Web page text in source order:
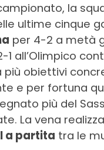
la
ultime cinque
per 4-2 a metà
all’Olimpico
più obiettivi
e per fortuna
più del
La vena
a partita tra le